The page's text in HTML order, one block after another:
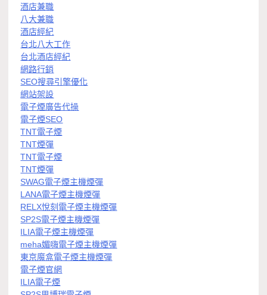
酒店兼職
八大兼職
酒店經紀
台北八大工作
台北酒店經紀
網路行銷
SEO搜尋引擎優化
網站架設
電子煙廣告代操
電子煙SEO
TNT電子煙
TNT煙彈
TNT電子煙
TNT煙彈
SWAG電子煙主機煙彈
LANA電子煙主機煙彈
RELX悅刻電子煙主機煙彈
SP2S電子煙主機煙彈
ILIA電子煙主機煙彈
meha媚嗨電子煙主機煙彈
東京魔盒電子煙主機煙彈
電子煙官網
ILIA電子煙